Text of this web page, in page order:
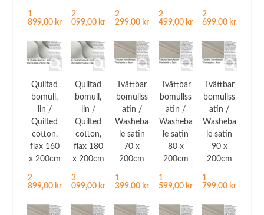
1
899,00 kr
2
099,00 kr
2
299,00 kr
2
499,00 kr
2
699,00 kr
Quiltad
bomull,
lin /
Quilted
cotton,
flax 160
x 200cm
2
899,00 kr
Quiltad
bomull,
lin /
Quilted
cotton,
flax 180
x 200cm
3
099,00 kr
Tvättbar
bomullss
atin /
Washeba
le satin
70 x
200cm
1
399,00 kr
Tvättbar
bomullss
atin /
Washeba
le satin
80 x
200cm
1
599,00 kr
Tvättbar
bomullss
atin /
Washeba
le satin
90 x
200cm
1
799,00 kr